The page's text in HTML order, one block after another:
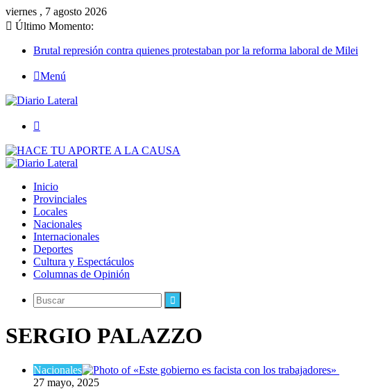
viernes , 7 agosto 2026
Último Momento:
Brutal represión contra quienes protestaban por la reforma laboral de Milei
Menú
Inicio
Provinciales
Locales
Nacionales
Internacionales
Deportes
Cultura y Espectáculos
Columnas de Opinión
Buscar
SERGIO PALAZZO
Nacionales
27 mayo, 2025